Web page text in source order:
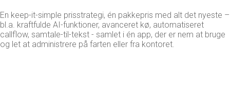
En keep-it-simple prisstrategi, én pakkepris med alt det nyeste –
bl.a. kraftfulde AI-funktioner, avanceret kø, automatiseret
callflow, samtale-til-tekst - samlet i én app, der er nem at bruge
og let at administrere på farten eller fra kontoret.